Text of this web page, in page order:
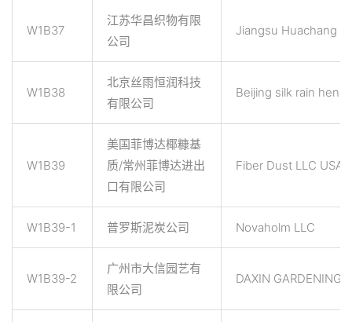
W1B37
江苏华昌织物有限
公司
Jiangsu Huachang
W1B38
北京丝雨恒润科技
有限公司
Beijing silk rain
W1B39
美国菲博达椰糠基
质/常州菲博达进出
口有限公司
Fiber Dust LLC USA/
W1B39-1 普罗斯泥炭公司 Novaholm LLC
W1B39-2
广州市大信园艺有
限公司
DAXIN